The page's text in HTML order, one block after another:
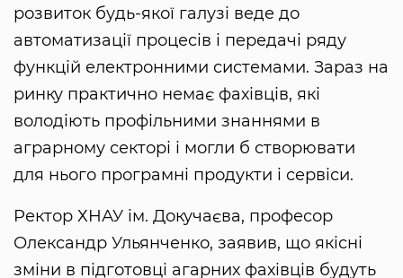
розвиток будь-якої галузі веде до
автоматизації процесів і передачі ряду
функцій електронними системами. Зараз на
ринку практично немає фахівців, які
володіють профільними знаннями в
аграрному секторі і могли б створювати
для нього програмні продукти і сервіси.
Ректор ХНАУ ім. Докучаєва, професор
Олександр Ульянченко, заявив, що якісні
зміни в підготовці агарних фахівців будуть